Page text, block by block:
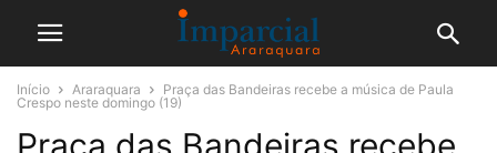
Início Araraquara
Praça das Bandeiras recebe a música de Paula
Crespo neste domingo (19)